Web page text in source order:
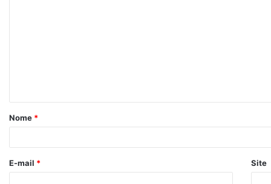
Nome *
E-mail * Site